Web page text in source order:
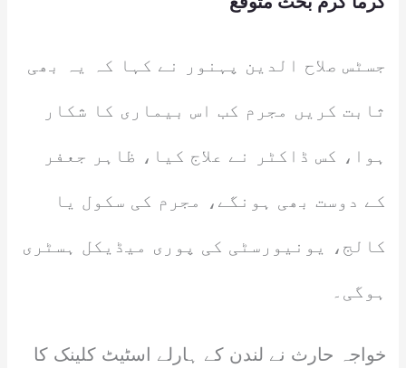
جسٹس صلاح الدین پہنور نے کہا کہ یہ بھی
ثابت کریں مجرم کب اس بیماری کا شکار
ہوا، کس ڈاکٹر نے علاج کیا، ظاہر جعفر
کے دوست بھی ہونگے، مجرم کی سکول یا
کالج، یونیورسٹی کی پوری میڈیکل ہسٹری
ہوگی۔
خواجہ حارث نے لندن کے ہارلے اسٹیٹ کلینک کا